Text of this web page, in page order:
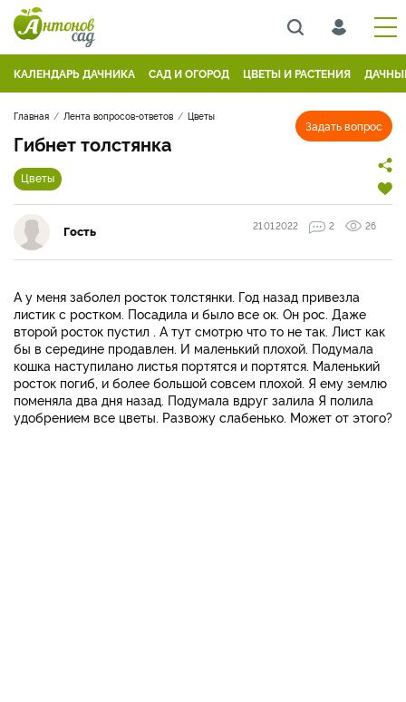
КАЛЕНДАРЬ ДАЧНИКА САД И ОГОРОД ЦВЕТЫ И РАСТЕНИЯ
Задать вопрос
Главная Лента вопросов-ответов Цветы
Гибнет толстянка
Цветы
Гость 21.01.2022 2 26
А у меня заболел росток толстянки. Год назад привезла
листик с ростком. Посадила и было все ок. Он рос. Даже
второй росток пустил . А тут смотрю что то не так. Лист как
бы в середине продавлен. И маленький плохой. Подумала
кошка наступилано листья портятся и портятся. Маленький
росток погиб, и более большой совсем плохой. Я ему землю
поменяла два дня назад. Подумала вдруг залила Я полила
удобрением все цветы. Развожу слабенько. Может от этого?